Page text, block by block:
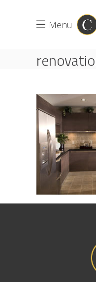
Menu
ACCUEIL LANDING
RENOVATION